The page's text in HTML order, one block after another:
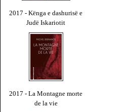
2017 - Kënga e dashurisë e
Judë Iskariotit
2017 - La Montagne morte
de la vie